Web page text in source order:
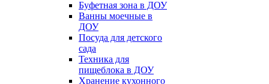
Буфетная зона в ДОУ
Ванны моечные в
ДОУ
Посуда для детского
сада
Техника для
пищеблока в ДОУ
Хранение кухонного